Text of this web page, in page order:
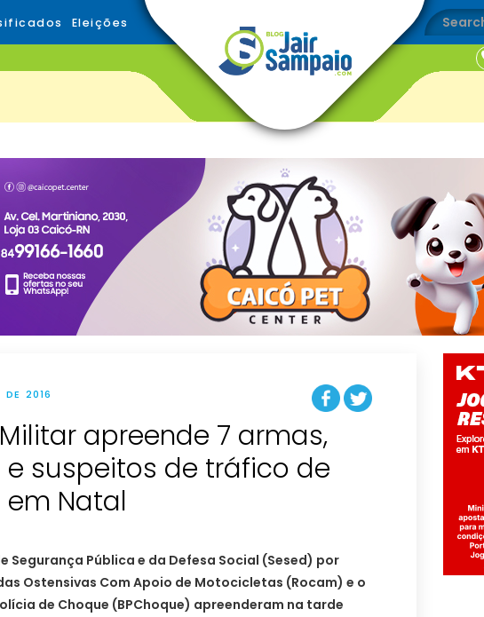
Eleições
DE 2016
apreende 7 armas,
suspeitos de tráfico de
Natal
Segurança Pública e da Defesa Social (Sesed) por
Ostensivas Com Apoio de Motocicletas (Rocam) e o
de Choque (BPChoque) apreenderam na tarde